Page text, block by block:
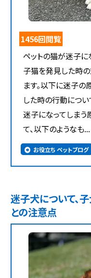
1456回閲覧
ペットの猫が迷子に
子猫を発見した時
ます。以下に迷子
した時の行動につい
迷子になってしま
て、以下のようなも...
お役立ち ペットブログ
迷子犬について、
との注意点